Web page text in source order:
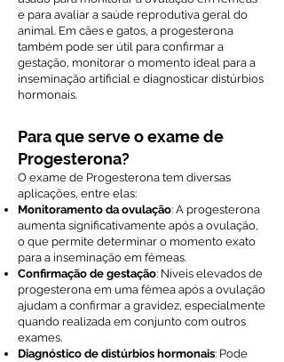
e para avaliar a saúde reprodutiva geral do
animal. Em cães e gatos, a progesterona
também pode ser útil para confirmar a
gestação, monitorar o momento ideal para a
inseminação artificial e diagnosticar distúrbios
hormonais.
Para que serve o exame de
Progesterona?
O exame de Progesterona tem diversas
aplicações, entre elas:
Monitoramento da ovulação: A progesterona
aumenta significativamente após a ovulação,
o que permite determinar o momento exato
para a inseminação em fêmeas.
Confirmação de gestação: Níveis elevados de
progesterona em uma fêmea após a ovulação
ajudam a confirmar a gravidez, especialmente
quando realizada em conjunto com outros
exames.
Diagnóstico de distúrbios hormonais: Pode